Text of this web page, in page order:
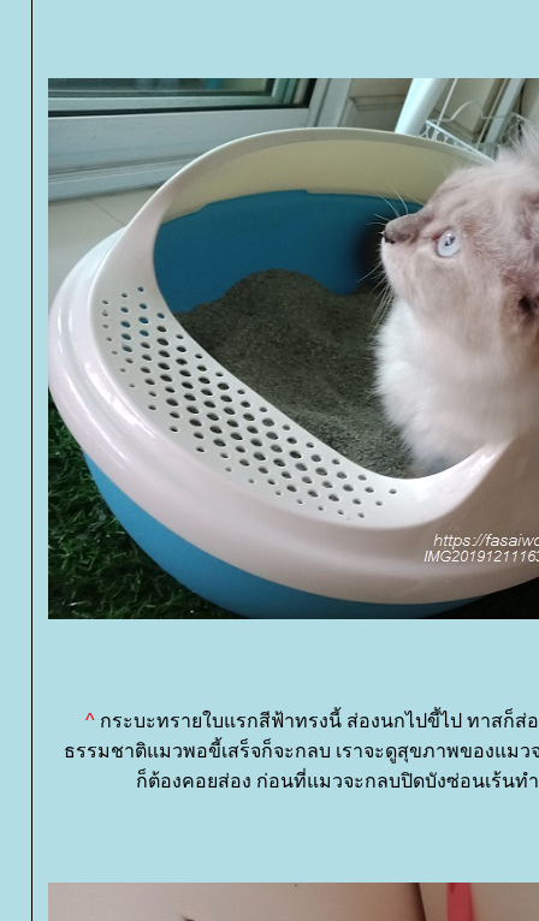
^กระบะทรายใบแรกสีฟ้าทรงนี้ ส่องนกไปขี้ไป ทาสก็
ธรรมชาติแมวพอขี้เสร็จก็จะกลบ เราจะดูสุขภาพของแมว
ก็ต้องคอยส่อง ก่อนที่แมวจะกลบปิดบังซ่อนเร้นท